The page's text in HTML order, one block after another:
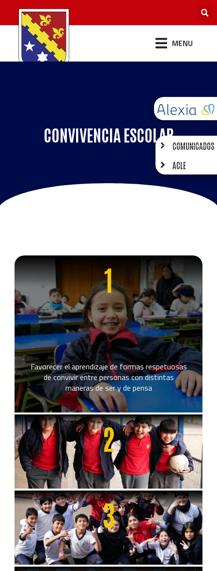
MENU
COMUNICADOS
ACLE
CONVIVENCIA ESCOLAR
1
Favorecer el aprendizaje de formas respetuosas
de convivir entre personas con distintas
maneras de ser y de pensa
2
3